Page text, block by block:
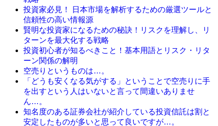
投資家必見！ 日本市場を解析するための厳選ツールと
信頼性の高い情報源
賢明な投資家になるための秘訣！リスクを理解し、リ
ターンを最大化する戦略
投資初心者が知るべきこと！基本用語とリスク・リタ
ーン関係の解明
空売りというものは…。
「どうも安くなる気がする」ということで空売りに手
を出すという人はいないと言って間違いありませ
ん…。
知名度のある証券会社が紹介している投資信託は割と
安定したものが多いと思って良いですが…。